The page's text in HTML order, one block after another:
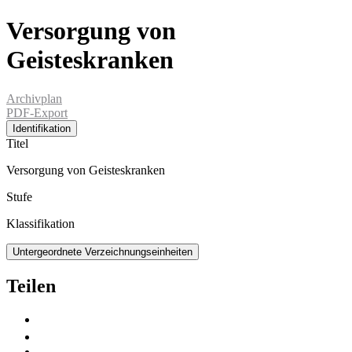
Versorgung von
Geisteskranken
Archivplan
PDF-Export
Identifikation
Titel
Versorgung von Geisteskranken
Stufe
Klassifikation
Untergeordnete Verzeichnungseinheiten
Teilen